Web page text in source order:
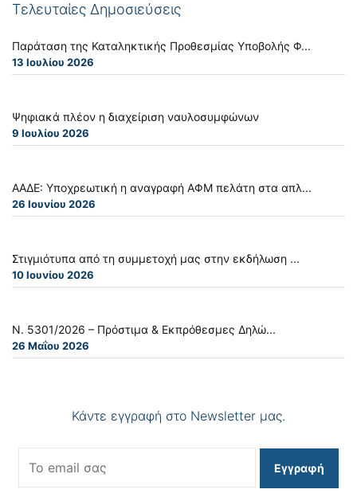
Τελευταίες Δημοσιεύσεις
Παράταση της Καταληκτικής Προθεσμίας Υποβολής Φ...
13 Ιουλίου 2026
Ψηφιακά πλέον η διαχείριση ναυλοσυμφώνων
9 Ιουλίου 2026
ΑΑΔΕ: Υποχρεωτική η αναγραφή ΑΦΜ πελάτη στα απλ...
26 Ιουνίου 2026
Στιγμιότυπα από τη συμμετοχή μας στην εκδήλωση ...
10 Ιουνίου 2026
Ν. 5301/2026 – Πρόστιμα & Εκπρόθεσμες Δηλώ...
26 Μαΐου 2026
Κάντε εγγραφή στο Newsletter μας.
Εγγραφή